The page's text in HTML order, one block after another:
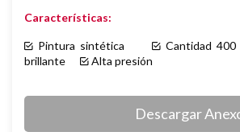
Características:
Pintura sintética Cantidad
brillante
Alta presión
Descargar